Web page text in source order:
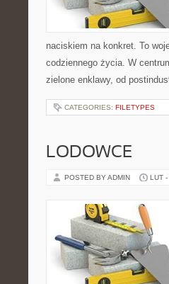
naciskiem na konkret. To
codziennego życia. W
zielone enklawy, od
CATEGORIES: FILETYPES
LODOWCE
POSTED BY ADMIN LUT